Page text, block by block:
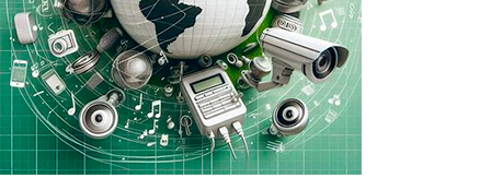
- Комплектующие и монтажный
материал
Системы защиты товаров от краж
Счетчики посетителей